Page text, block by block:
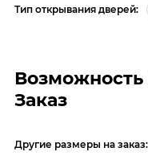
Тип открывания дверей:
Возможность
Заказ
Другие размеры на заказ: